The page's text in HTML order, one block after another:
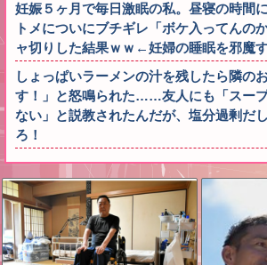
妊娠５ヶ月で毎日激眠の私。昼寝の時間
トメについにブチギレ「ボケ入ってんの
ャ切りした結果ｗｗ←妊婦の睡眠を邪魔
しょっぱいラーメンの汁を残したら隣の
す！」と怒鳴られた……友人にも「スー
ない」と説教されたんだが、塩分過剰だ
ろ！